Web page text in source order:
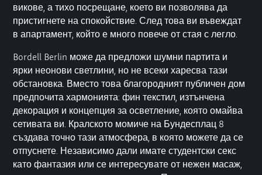
викове, а тихо посрещане, което ви позволява да
пристигнете на спокойствие. След това ви въвеждат
в апартамент, който е много повече от стая с легло.
Bordell Berlin може да предложи шумни партита и
ярки неонови светлини, но не всеки харесва тази
обстановка. Вместо това благородният публичен дом
предпочита хармонията: фин текстил, изтънчена
декорация и концепция за осветление, която омайва
сетивата ви. Кралското момиче на Бундесплац 8
създава точно тази атмосфера, в която можете да се
отпуснете. Независимо дали имате студентски секс
като фантазия или се интересувате от нежен масаж,